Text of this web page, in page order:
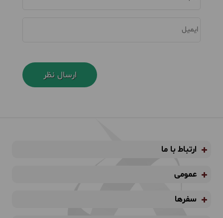
ایمیل
ارتباط با ما
عمومی
سفرها